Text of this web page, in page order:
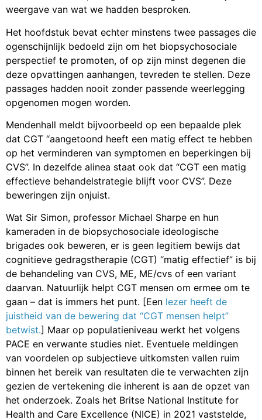
weergave van wat we hadden besproken.
Het hoofdstuk bevat echter minstens twee passages die
ogenschijnlijk bedoeld zijn om het biopsychosociale
perspectief te promoten, of op zijn minst degenen die
deze opvattingen aanhangen, tevreden te stellen. Deze
passages hadden nooit zonder passende weerlegging
opgenomen mogen worden.
Mendenhall meldt bijvoorbeeld op een bepaalde plek
dat CGT “aangetoond heeft een matig effect te hebben
op het verminderen van symptomen en beperkingen bij
CVS”. In dezelfde alinea staat ook dat “CGT een matig
effectieve behandelstrategie blijft voor CVS”. Deze
beweringen zijn onjuist.
Wat Sir Simon, professor Michael Sharpe en hun
kameraden in de biopsychosociale ideologische
brigades ook beweren, er is geen legitiem bewijs dat
cognitieve gedragstherapie (CGT) “matig effectief” is bij
de behandeling van CVS, ME, ME/cvs of een variant
daarvan. Natuurlijk helpt CGT mensen om ermee om te
gaan – dat is immers het punt. [Een lezer heeft de
juistheid van de bewering dat “CGT mensen helpt”
betwist.] Maar op populatieniveau werkt het volgens
PACE en verwante studies niet. Eventuele meldingen
van voordelen op subjectieve uitkomsten vallen ruim
binnen het bereik van resultaten die te verwachten zijn
gezien de vertekening die inherent is aan de opzet van
het onderzoek. Zoals het Britse National Institute for
Health and Care Excellence (NICE) in 2021 vaststelde,